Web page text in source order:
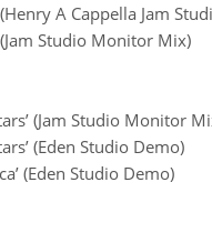
A Cappella Jam
Studio Monitor Mix)
(Jam Studio Monitor
(Eden Studio Demo)
(Eden Studio Demo)